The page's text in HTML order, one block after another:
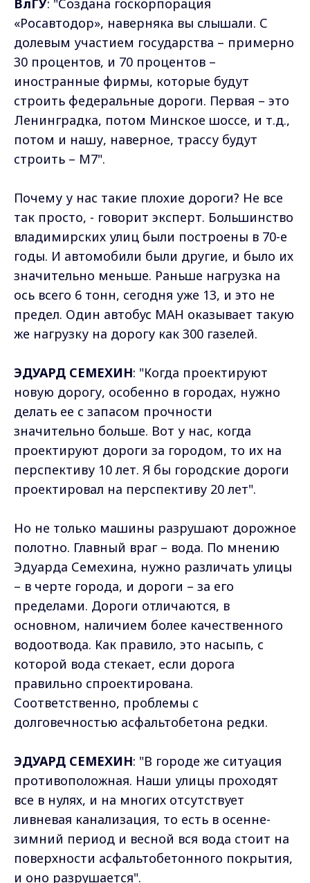
«Росавтодор», наверняка вы слышали. С
долевым участием государства – примерно
30 процентов, и 70 процентов –
иностранные фирмы, которые будут
строить федеральные дороги. Первая – это
Ленинградка, потом Минское шоссе, и т.д.,
потом и нашу, наверное, трассу будут
строить – М7".
Почему у нас такие плохие дороги? Не все
так просто, - говорит эксперт. Большинство
владимирских улиц были построены в 70-е
годы. И автомобили были другие, и было их
значительно меньше. Раньше нагрузка на
ось всего 6 тонн, сегодня уже 13, и это не
предел. Один автобус МАН оказывает такую
же нагрузку на дорогу как 300 газелей.
ЭДУАРД СЕМЕХИН: "Когда проектируют
новую дорогу, особенно в городах, нужно
делать ее с запасом прочности
значительно больше. Вот у нас, когда
проектируют дороги за городом, то их на
перспективу 10 лет. Я бы городские дороги
проектировал на перспективу 20 лет".
Но не только машины разрушают дорожное
полотно. Главный враг – вода. По мнению
Эдуарда Семехина, нужно различать улицы
– в черте города, и дороги – за его
пределами. Дороги отличаются, в
основном, наличием более качественного
водоотвода. Как правило, это насыпь, с
которой вода стекает, если дорога
правильно спроектирована.
Соответственно, проблемы с
долговечностью асфальтобетона редки.
ЭДУАРД СЕМЕХИН: "В городе же ситуация
противоположная. Наши улицы проходят
все в нулях, и на многих отсутствует
ливневая канализация, то есть в осенне-
зимний период и весной вся вода стоит на
поверхности асфальтобетонного покрытия,
и оно разрушается".